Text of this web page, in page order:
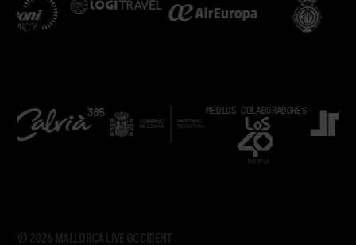
MEDIOS COLABORADORES
© 2026 MALLORCA LIVE OCCIDENT